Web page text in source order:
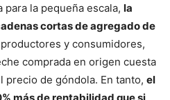
la pequeña escala, la
cortas de agregado de
y consumidores,
comprada en origen cuesta
precio de góndola. En tanto, el